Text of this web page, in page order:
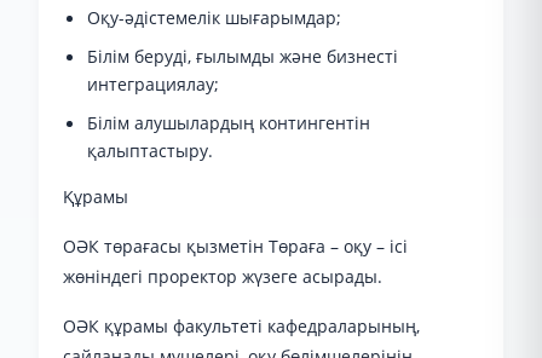
Оқу-әдістемелік шығарымдар;
Білім беруді, ғылымды және бизнесті
интеграциялау;
Білім алушылардың контингентін
қалыптастыру.
Құрамы
ОӘК төрағасы қызметін Төраға – оқу – ісі
жөніндегі проректор жүзеге асырады.
ОӘК құрамы факультеті кафедраларының,